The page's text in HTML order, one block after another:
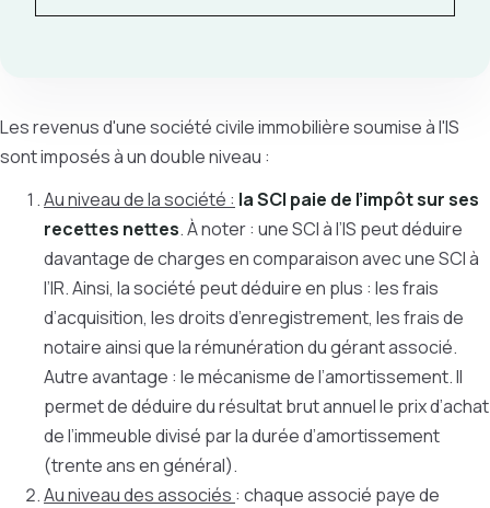
Les revenus d'une société civile immobilière soumise à l'IS
sont imposés à un double niveau :
Au niveau de la société : la SCI paie de l’impôt sur ses
recettes nettes. À noter : une SCI à l’IS peut déduire
davantage de charges en comparaison avec une SCI à
l’IR. Ainsi, la société peut déduire en plus : les frais
d’acquisition, les droits d’enregistrement, les frais de
notaire ainsi que la rémunération du gérant associé.
Autre avantage : le mécanisme de l’amortissement. Il
permet de déduire du résultat brut annuel le prix d’achat
de l’immeuble divisé par la durée d’amortissement
(trente ans en général).
Au niveau des associés : chaque associé paye de